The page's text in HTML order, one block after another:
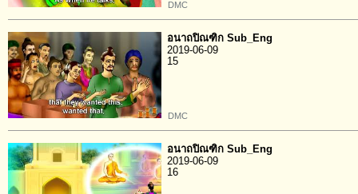
DMC
อนาถปิณฑิก Sub_Eng
2019-06-09
15
DMC
อนาถปิณฑิก Sub_Eng
2019-06-09
16